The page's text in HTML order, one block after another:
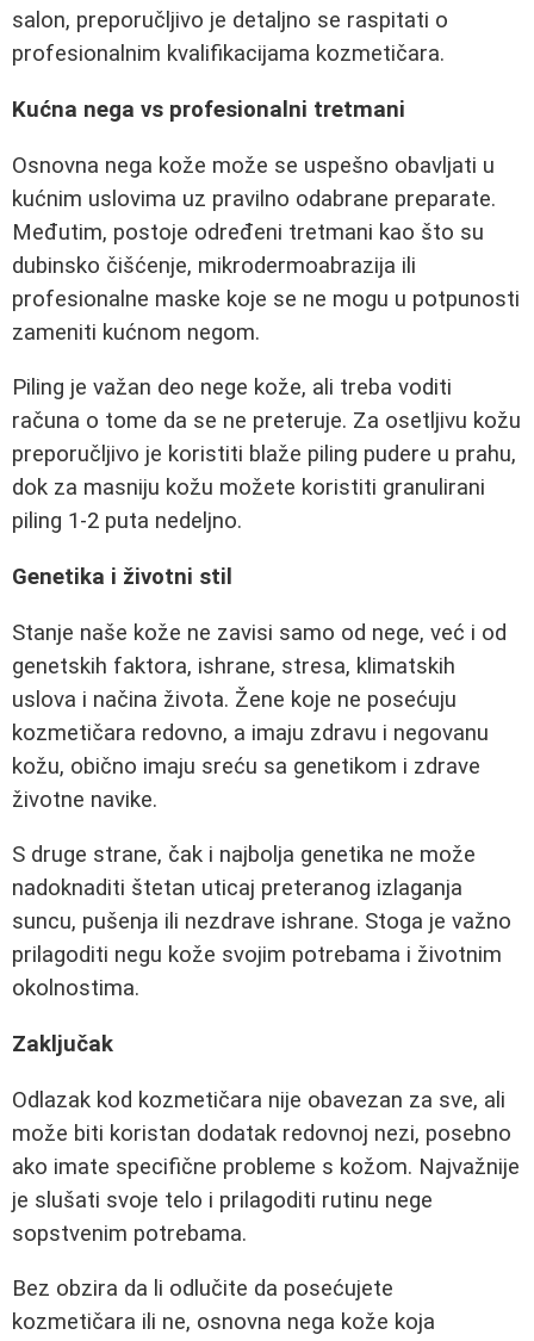
salon, preporučljivo je detaljno se raspitati o
profesionalnim kvalifikacijama kozmetičara.
Kućna nega vs profesionalni tretmani
Osnovna nega kože može se uspešno obavljati u
kućnim uslovima uz pravilno odabrane preparate.
Međutim, postoje određeni tretmani kao što su
dubinsko čišćenje, mikrodermoabrazija ili
profesionalne maske koje se ne mogu u potpunosti
zameniti kućnom negom.
Piling je važan deo nege kože, ali treba voditi
računa o tome da se ne preteruje. Za osetljivu kožu
preporučljivo je koristiti blaže piling pudere u prahu,
dok za masniju kožu možete koristiti granulirani
piling 1-2 puta nedeljno.
Genetika i životni stil
Stanje naše kože ne zavisi samo od nege, već i od
genetskih faktora, ishrane, stresa, klimatskih
uslova i načina života. Žene koje ne posećuju
kozmetičara redovno, a imaju zdravu i negovanu
kožu, obično imaju sreću sa genetikom i zdrave
životne navike.
S druge strane, čak i najbolja genetika ne može
nadoknaditi štetan uticaj preteranog izlaganja
suncu, pušenja ili nezdrave ishrane. Stoga je važno
prilagoditi negu kože svojim potrebama i životnim
okolnostima.
Zaključak
Odlazak kod kozmetičara nije obavezan za sve, ali
može biti koristan dodatak redovnoj nezi, posebno
ako imate specifične probleme s kožom. Najvažnije
je slušati svoje telo i prilagoditi rutinu nege
sopstvenim potrebama.
Bez obzira da li odlučite da posećujete
kozmetičara ili ne, osnovna nega kože koja